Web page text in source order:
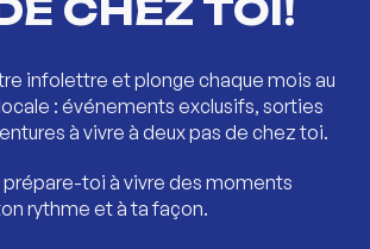
CHEZ TOI!
infolettre et plonge chaque mois au
: événements exclusifs, sorties
à vivre à deux pas de chez toi.
toi à vivre des moments
rythme et à ta façon.